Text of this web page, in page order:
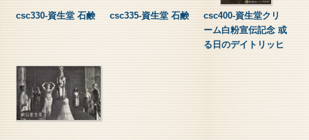
csc330-資生堂 石鹸 csc335-資生堂 石鹸
csc400-資生堂クリ
ーム白粉宣伝記念 或
る日のデイトリッヒ